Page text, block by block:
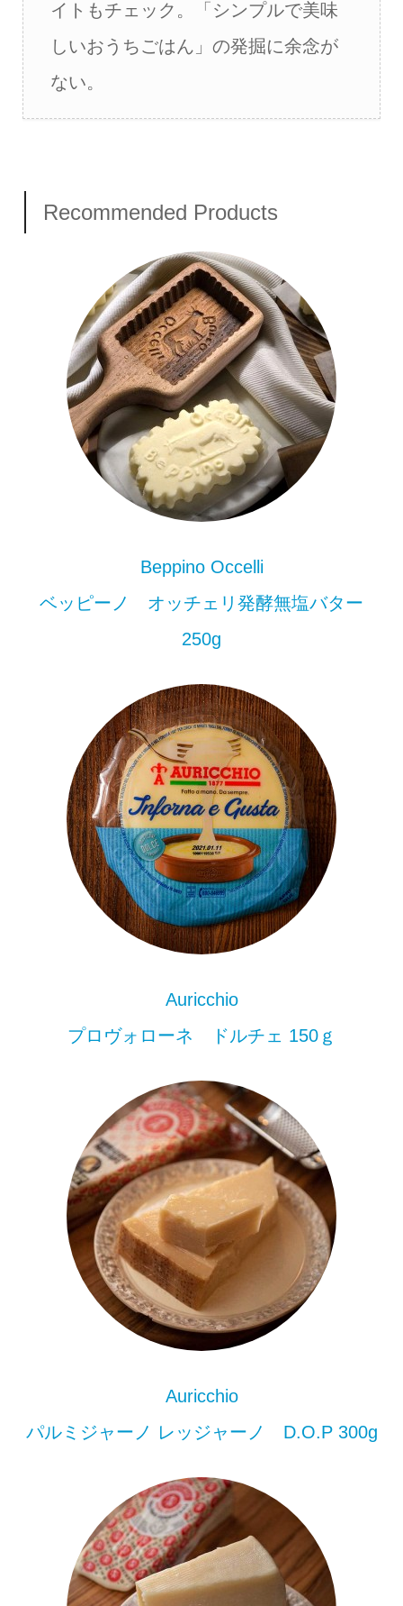
イトもチェック。「シンプルで美味
しいおうちごはん」の発掘に余念が
ない。
Recommended Products
Beppino Occelli
ベッピーノ オッチェリ発酵無塩バター
250g
Auricchio
プロヴォローネ ドルチェ 150ｇ
Auricchio
パルミジャーノ レッジャーノ D.O.P 300g